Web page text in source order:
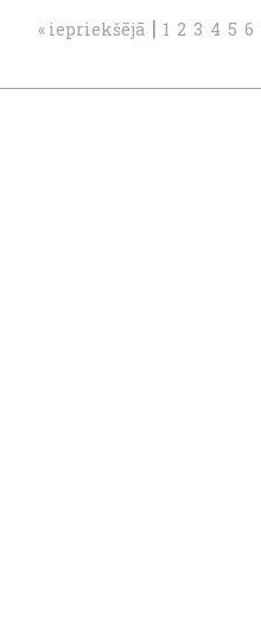
« iepriekšējā | 1 2 3 4 5 6